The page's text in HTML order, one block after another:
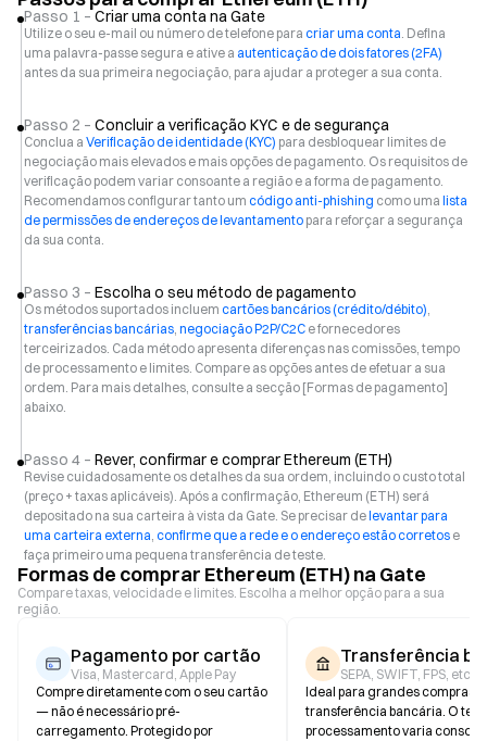
Passo 1 –Criar uma conta na Gate
Utilize o seu e-mail ou número de telefone para criar uma conta. Defina
uma palavra-passe segura e ative a autenticação de dois fatores (2FA)
antes da sua primeira negociação, para ajudar a proteger a sua conta.
Passo 2 – Concluir a verificação KYC e de segurança
Conclua a Verificação de identidade (KYC) para desbloquear limites de
negociação mais elevados e mais opções de pagamento. Os requisitos de
verificação podem variar consoante a região e a forma de pagamento.
Recomendamos configurar tanto um código anti-phishing como uma lista
de permissões de endereços de levantamento para reforçar a segurança
da sua conta.
Passo 3 – Escolha o seu método de pagamento
Os métodos suportados incluem cartões bancários (crédito/débito),
transferências bancárias, negociação P2P/C2C e fornecedores
terceirizados. Cada método apresenta diferenças nas comissões, tempo
de processamento e limites. Compare as opções antes de efetuar a sua
ordem. Para mais detalhes, consulte a secção [Formas de pagamento]
abaixo.
Passo 4 – Rever, confirmar e comprar Ethereum (ETH)
Revise cuidadosamente os detalhes da sua ordem, incluindo o custo total
(preço + taxas aplicáveis). Após a confirmação, Ethereum (ETH) será
depositado na sua carteira à vista da Gate. Se precisar delevantar para
uma carteira externa, confirme que a rede e o endereço estão corretos e
faça primeiro uma pequena transferência de teste.
Formas de comprar Ethereum (ETH) na Gate
Compare taxas, velocidade e limites. Escolha a melhor opção para a sua
região.
Pagamento por cartão
Visa, Mastercard, Apple Pay
Compre diretamente com o seu cartão
— não é necessário pré-
carregamento. Protegido por
Transferência
SEPA, SWIFT, FPS, etc.
Ideal para grandes compras
transferência bancária. O
processamento varia